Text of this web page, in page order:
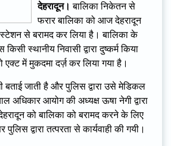
देहरादून।बालिका निकेतन से
फरार बालिका को आज देहरादून
स्टेशन से बरामद कर लिया है। बालिका के
स्थानीय निवासी द्वारा दुष्कर्म किया
एक्ट में मुकदमा दर्ज़ कर लिया गया है।
बताई जाती है और पुलिस द्वारा उसे मेडिकल
अधिकार आयोग की अध्यक्ष ऊषा नेगी द्वारा
को बालिका को बरामद करने के लिए
पुलिस द्वारा तत्परता से कार्यवाही की गयी।